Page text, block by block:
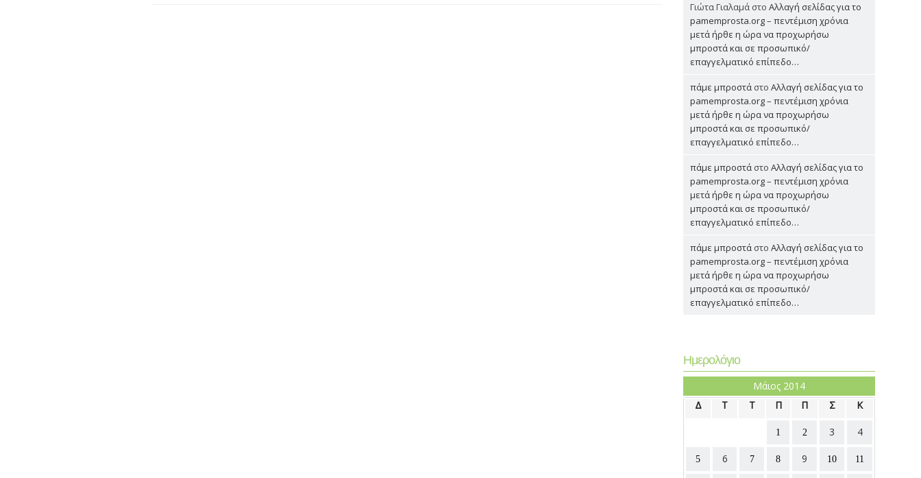
Γιώτα Γιαλαμά στο Αλλαγή σελίδας για το
pamemprosta.org – πεντέμιση χρόνια
μετά ήρθε η ώρα να προχωρήσω
μπροστά και σε προσωπικό/
επαγγελματικό επίπεδο…
πάμε μπροστά στο Αλλαγή σελίδας για το
pamemprosta.org – πεντέμιση χρόνια
μετά ήρθε η ώρα να προχωρήσω
μπροστά και σε προσωπικό/
επαγγελματικό επίπεδο…
πάμε μπροστά στο Αλλαγή σελίδας για το
pamemprosta.org – πεντέμιση χρόνια
μετά ήρθε η ώρα να προχωρήσω
μπροστά και σε προσωπικό/
επαγγελματικό επίπεδο…
πάμε μπροστά στο Αλλαγή σελίδας για το
pamemprosta.org – πεντέμιση χρόνια
μετά ήρθε η ώρα να προχωρήσω
μπροστά και σε προσωπικό/
επαγγελματικό επίπεδο…
Ημερολόγιο
Μάιος 2014
Δ
Τ Τ Π Π Σ Κ
1 2 3 4
5 6 7 8 9 10 11